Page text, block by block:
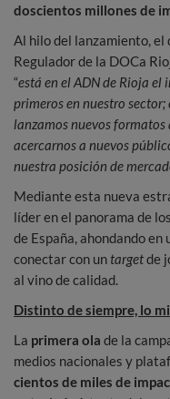
doscientos millones de
Al hilo del lanzamiento,
Regulador de la DOCa
“está en el ADN de Rioja el
primeros en nuestro
lanzamos nuevos
acercarnos a nuevos
nuestra posición de
Mediante esta nueva
líder en el panorama de
de España, ahondando
conectar con un targetde
al vino de calidad.
Distinto de siempre, lo
La primera ola de la
medios nacionales y
cientos de miles de